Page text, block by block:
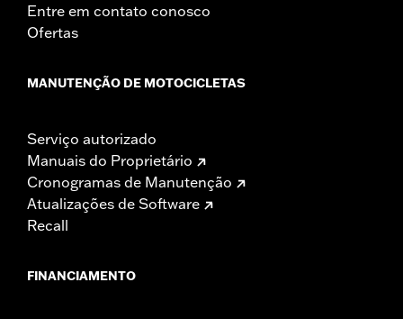
Entre em contato conosco
Ofertas
MANUTENÇÃO DE MOTOCICLETAS
Serviço autorizado
Manuais do Proprietário
Cronogramas de Manutenção
Atualizações de Software
Recall
FINANCIAMENTO